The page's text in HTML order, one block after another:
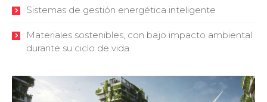
Sistemas de gestión energética inteligente
Materiales sostenibles, con bajo impacto ambiental
durante su ciclo de vida